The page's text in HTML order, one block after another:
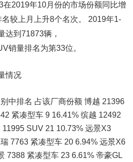
2019年10月份的市场份额同比增
较上月上升8个名次。 2019年1-
达到71873辆，
销量排名为第33位。
情况
中排名 占该厂商份额 博越 21396
紧凑型车 9 16.41% 缤越 12492
SUV 21 10.73% 远景X3
7763 紧凑型车 20 6.94% 远景X6
7388 紧凑型车 23 6.61% 帝豪GL